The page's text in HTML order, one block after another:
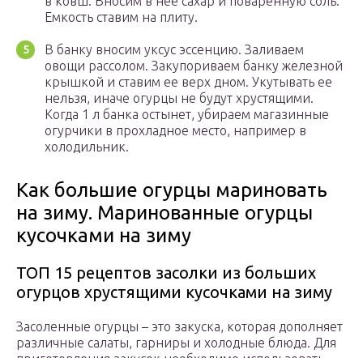
Емкость ставим на плиту.
В банку вносим уксус эссенцию. Заливаем
овощи рассолом. Закупориваем банку железной
крышкой и ставим ее верх дном. Укутывать ее
нельзя, иначе огурцы не будут хрустящими.
Когда 1 л банка остынет, убираем магазинные
огурчики в прохладное место, например в
холодильник.
Как большие огурцы мариновать
на зиму. Маринованные огурцы
кусочками на зиму
ТОП 15 рецептов засолки из больших
огурцов хрустящими кусочками на зиму
Засоленные огурцы – это закуска, которая дополняет
различные салаты, гарниры и холодные блюда. Для